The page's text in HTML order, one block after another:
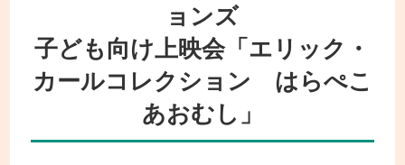
ョンズ
子ども向け上映会「エリック・
カールコレクション はらぺこ
あおむし」